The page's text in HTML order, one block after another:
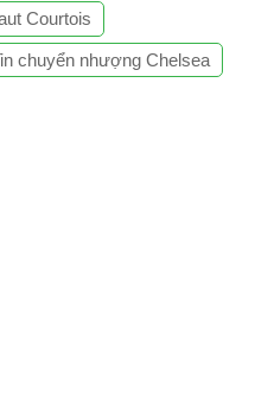
Courtois
chuyển nhượng Chelsea